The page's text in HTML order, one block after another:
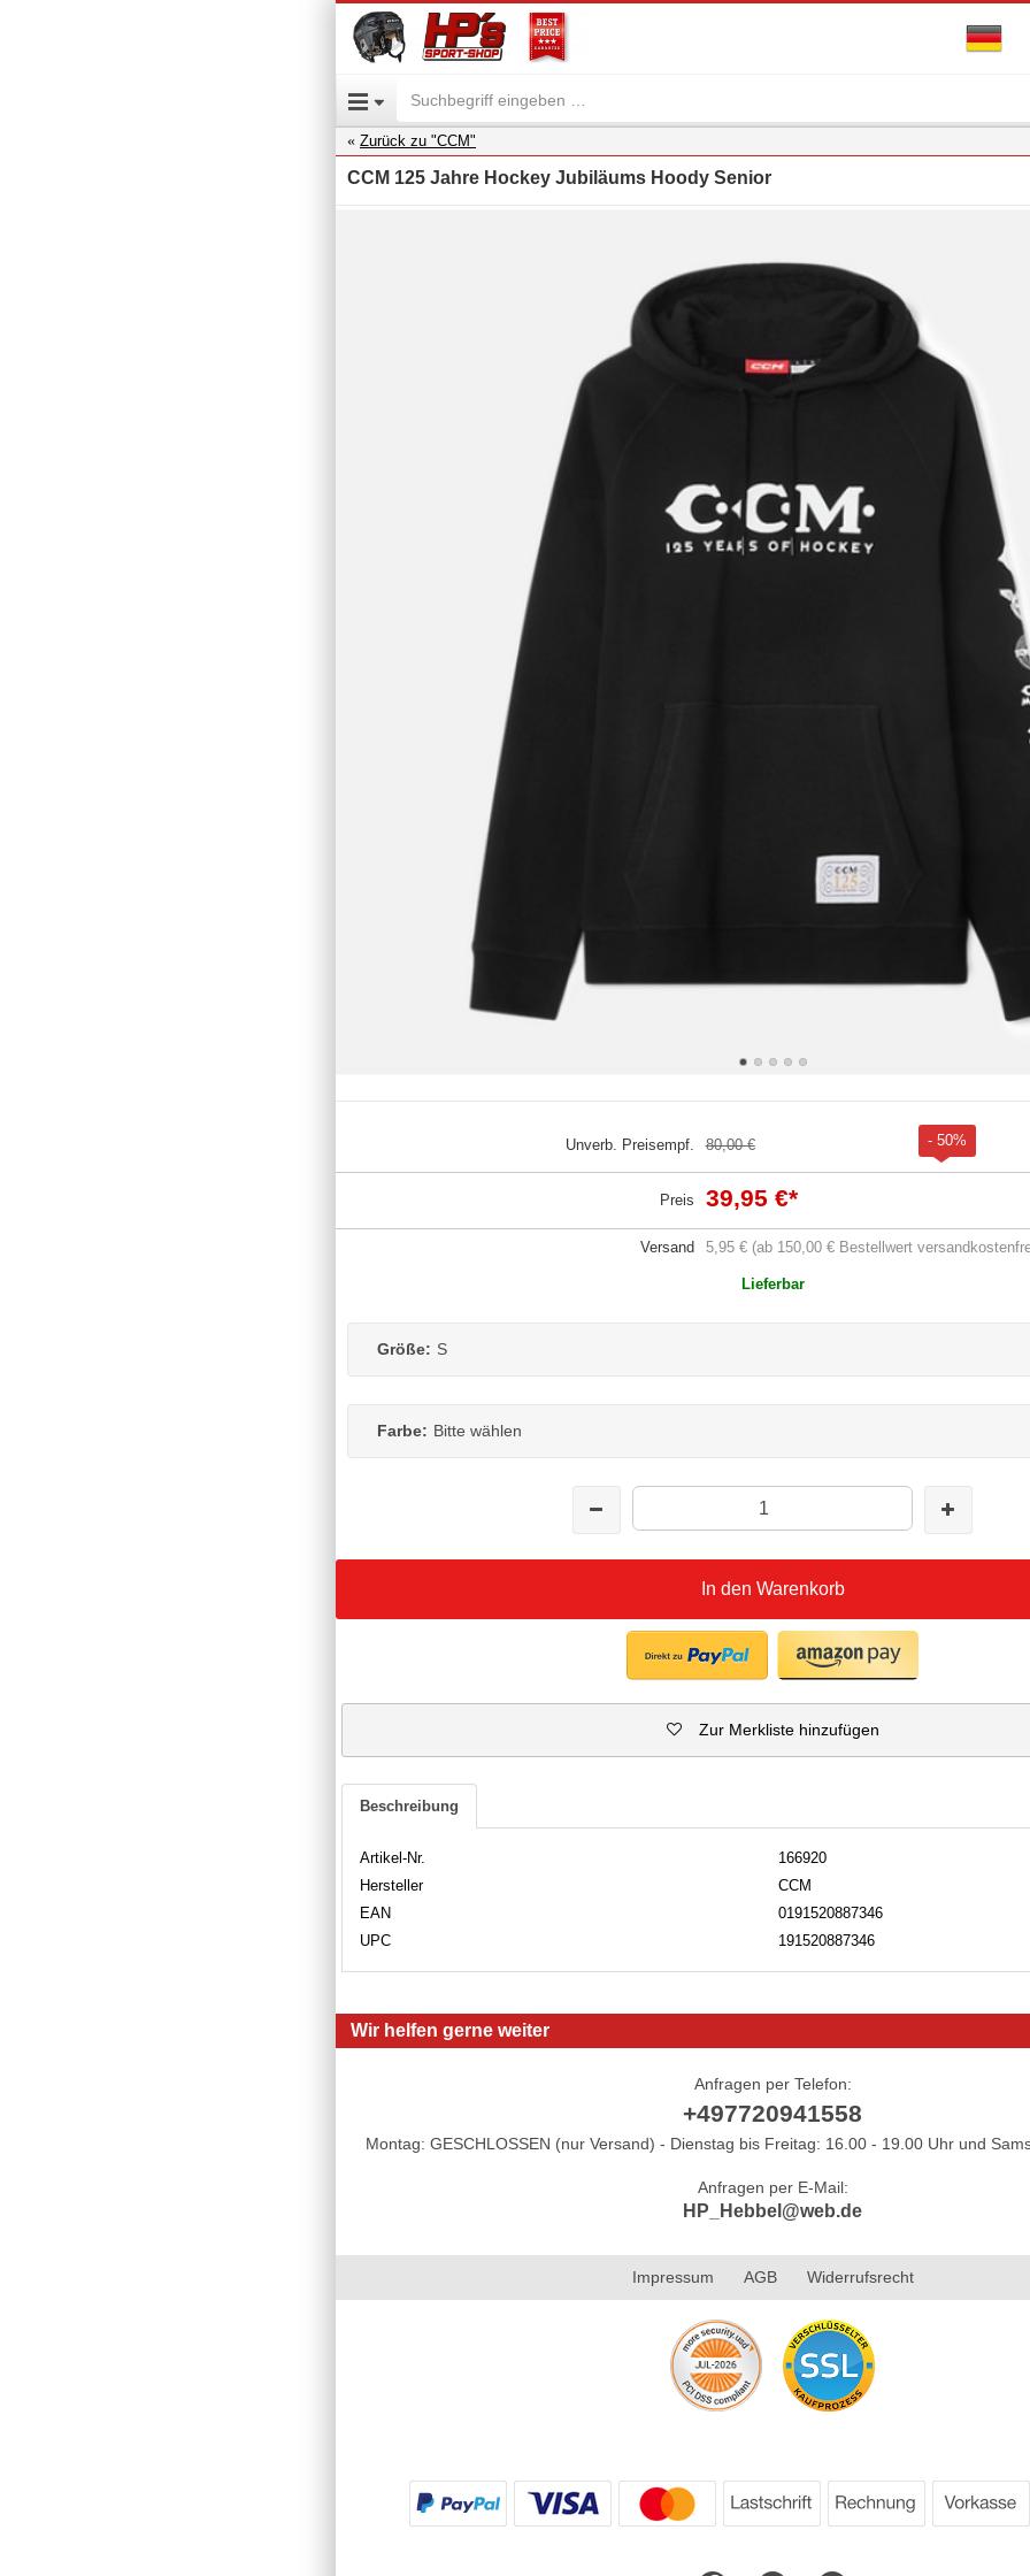
Zurück zu "CCM"
CCM 125 Jahre Hockey Jubiläums Hoody Senior
Unverb. Preisempf. 80,00 € - 50%
Preis 39,95 €*
Versand 5,95 € (ab 150,00 € Bestellwert
Lieferbar
Größe: S
Farbe: Bitte wählen
In den Warenkorb
Zur Merkliste hinzufügen
Beschreibung
Artikel-Nr.
166920
Hersteller
CCM
EAN
0191520887346
UPC
191520887346
Wir helfen gerne weiter
Anfragen per Telefon:
+497720941558
Montag: GESCHLOSSEN (nur Versand) - Dienstag bis Freitag: 16.00 - 19.00 Uhr und
Anfragen per E-Mail:
HP_Hebbel@web.de
Impressum AGB Widerrufsrecht